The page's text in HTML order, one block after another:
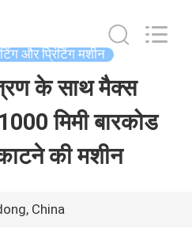
और प्रिंटिंग मशीन
के साथ मैक्स
मिमी बारकोड
की मशीन
China